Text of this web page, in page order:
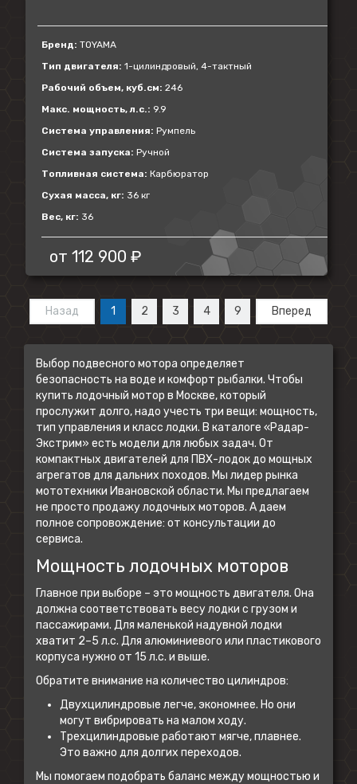
Бренд: TOYAMA
Тип двигателя: 1-цилиндровый, 4-тактный
Рабочий объем, куб.см: 246
Макс. мощность, л.с.: 9.9
Система управления: Румпель
Система запуска: Ручной
Топливная система: Карбюратор
Сухая масса, кг: 36 кг
Вес, кг: 36
от 112 900 ₽
Назад 1 2 3 4 9 Вперед
Выбор подвесного мотора определяет
безопасность на воде и комфорт рыбалки. Чтобы
купить лодочный мотор в Москве, который
прослужит долго, надо учесть три вещи: мощность,
тип управления и класс лодки. В каталоге «Радар-
Экстрим» есть модели для любых задач. От
компактных двигателей для ПВХ-лодок до мощных
агрегатов для дальних походов. Мы лидер рынка
мототехники Ивановской области. Мы предлагаем
не просто продажу лодочных моторов. А даем
полное сопровождение: от консультации до
сервиса.
Мощность лодочных моторов
Главное при выборе – это мощность двигателя. Она
должна соответствовать весу лодки с грузом и
пассажирами. Для маленькой надувной лодки
хватит 2–5 л.с. Для алюминиевого или пластикового
корпуса нужно от 15 л.с. и выше.
Обратите внимание на количество цилиндров:
Двухцилиндровые легче, экономнее. Но они
могут вибрировать на малом ходу.
Трехцилиндровые работают мягче, плавнее.
Это важно для долгих переходов.
Мы помогаем подобрать баланс между мощностью и